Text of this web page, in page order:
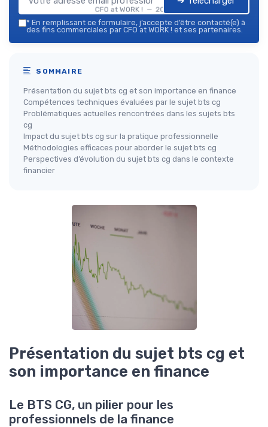
CFO at WORK ! — 2026
* En remplissant ce formulaire, j’accepte d’être contacté(e) à
des fins commerciales par CFO at WORK ! et ses partenaires.
SOMMAIRE
Présentation du sujet bts cg et son importance en finance
Compétences techniques évaluées par le sujet bts cg
Problématiques actuelles rencontrées dans les sujets bts
cg
Impact du sujet bts cg sur la pratique professionnelle
Méthodologies efficaces pour aborder le sujet bts cg
Perspectives d’évolution du sujet bts cg dans le contexte
financier
Présentation du sujet bts cg et
son importance en finance
Le BTS CG, un pilier pour les
professionnels de la finance